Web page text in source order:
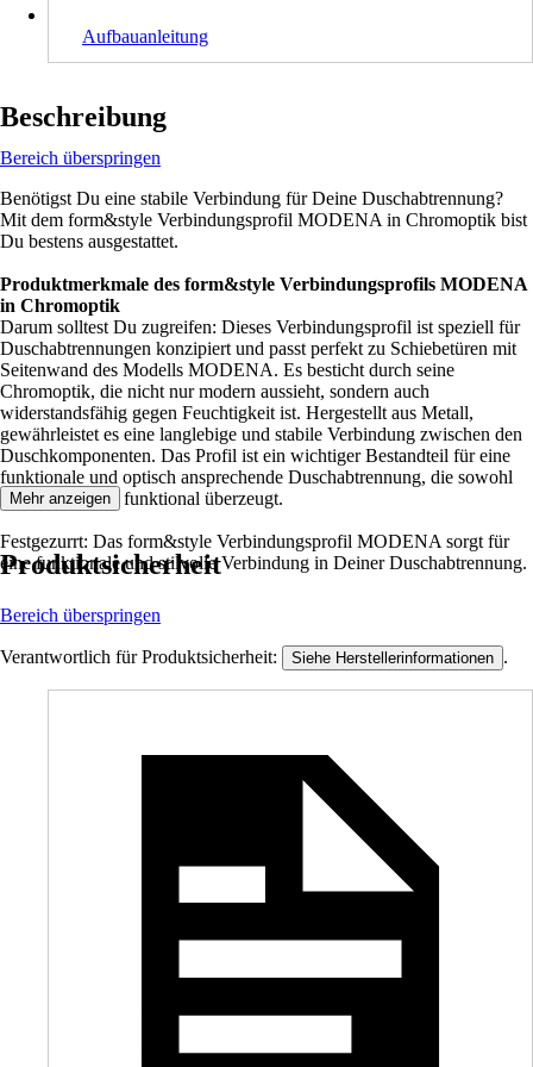
Aufbauanleitung
Beschreibung
Bereich überspringen
Benötigst Du eine stabile Verbindung für Deine Duschabtrennung?
Mit dem form&style Verbindungsprofil MODENA in Chromoptik bist
Du bestens ausgestattet.
Produktmerkmale des form&style Verbindungsprofils MODENA
in Chromoptik
Darum solltest Du zugreifen: Dieses Verbindungsprofil ist speziell für
Duschabtrennungen konzipiert und passt perfekt zu Schiebetüren mit
Seitenwand des Modells MODENA. Es besticht durch seine
Chromoptik, die nicht nur modern aussieht, sondern auch
widerstandsfähig gegen Feuchtigkeit ist. Hergestellt aus Metall,
gewährleistet es eine langlebige und stabile Verbindung zwischen den
Duschkomponenten. Das Profil ist ein wichtiger Bestandteil für eine
funktionale und optisch ansprechende Duschabtrennung, die sowohl
optisch als auch funktional überzeugt.
Festgezurrt: Das form&style Verbindungsprofil MODENA sorgt für
eine funktionale und stilvolle Verbindung in Deiner Duschabtrennung.
Mehr anzeigen
Produktsicherheit
Bereich überspringen
Verantwortlich für Produktsicherheit: Siehe Herstellerinformationen .